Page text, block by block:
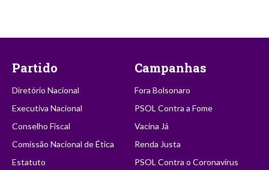
Partido
Diretório Nacional
Executiva Nacional
Conselho Fiscal
Comissão Nacional de Ética
Estatuto
Campanhas
Fora Bolsonaro
PSOL Contra a Fome
Vacina Já
Renda Justa
PSOL Contra o Coronavírus